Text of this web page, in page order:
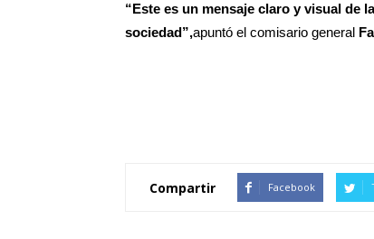
“Este es un mensaje claro y visual de
sociedad”,apuntó el comisario general
Compartir Facebook